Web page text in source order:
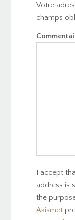
Votre
champs
I accept
address is
the
Akismet